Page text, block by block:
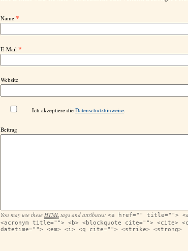
Name *
E-Mail *
Website
Ich akzeptiere die Datenschutzhinweise.
Beitrag
You may use these HTML tags and attributes: <a href="" title="">
<acronym title=""> <b> <blockquote cite=""> <cite>
datetime=""> <em> <i> <q cite=""> <strike> <strong>